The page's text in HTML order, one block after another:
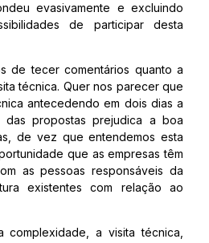
evasivamente e excluindo
de participar desta
de tecer comentários quanto a
técnica. Quer nos parecer que
antecedendo em dois dias a
das propostas prejudica a boa
de vez que entendemos esta
que as empresas têm
as pessoas responsáveis da
existentes com relação ao
complexidade, a visita técnica,